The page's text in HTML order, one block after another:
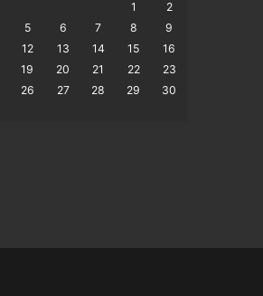
1
2
5 6 7 8
9
12 13 14 15
16
19 20 21 22
23
26 27 28 29
30